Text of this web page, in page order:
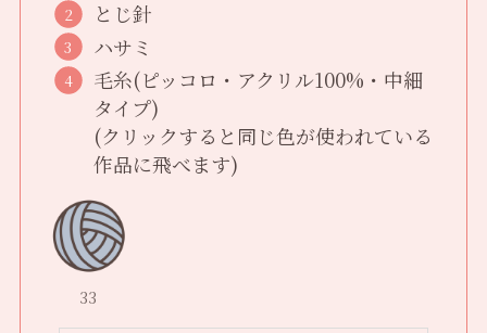
とじ針
ハサミ
毛糸(ピッコロ・アクリル100%・中細
タイプ)
(クリックすると同じ色が使われている
作品に飛べます)
33